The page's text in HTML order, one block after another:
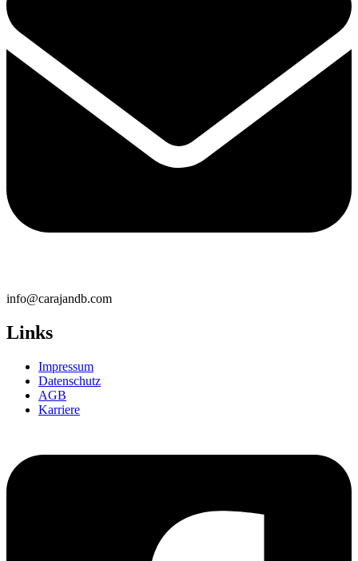
info@carajandb.com
Links
Impressum
Datenschutz
AGB
Karriere